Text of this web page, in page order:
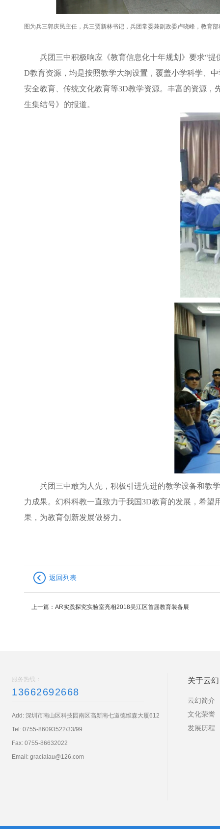
图为兵三郭庆民主任，兵三贾新林书记，兵团常委兼副政委卢晓峰，教育
兵团三中积极响应《教育信息化十年规划》要求“
D教育资源，均是按照教学大纲设置，覆盖小学科学、
安全教育、传统文化教育等3D教学资源。丰富的资源
生集结号》的报道。
兵团三中敢为人先，积极引进先进的教学设备和教
力成果。幻科科教一直致力于我国3D教育的发展，希
果，为教育创新发展做努力。
返回列表
上一篇： AR实践探究实验室亮相2018吴江区首届教育装备展
服务热线：
13662692668
Add: 深圳市南山区科技园南区高新南七道德维森大厦612
Tel: 0755-86093522/33/99
Fax: 0755-86632022
Email: gracialau@126.com
关于云幻
云幻简介
文化荣誉
发展历程